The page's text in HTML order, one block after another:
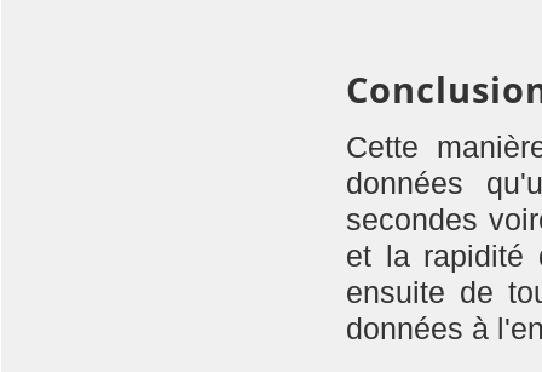
Cette
données
secondes
et la rapidité
ensuite de
données à